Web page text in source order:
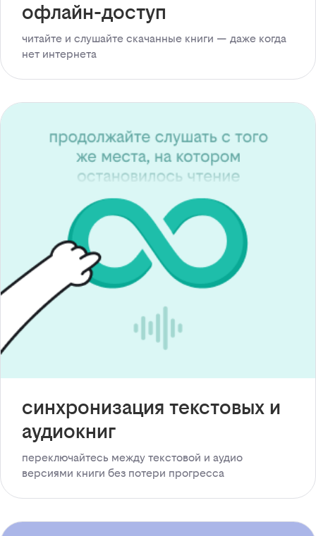
офлайн-доступ
читайте и слушайте скачанные книги — даже когда
нет интернета
синхронизация текстовых и
аудиокниг
переключайтесь между текстовой и аудио
версиями книги без потери прогресса